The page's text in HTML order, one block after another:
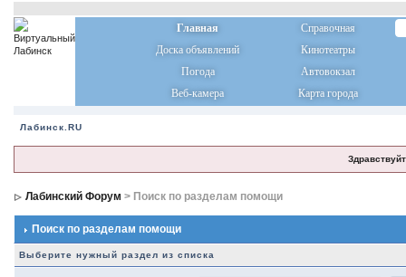
Главная
Справочная
Доска объявлений
Кинотеатры
Погода
Автовокзал
Веб-камера
Карта города
Лабинск.RU
Лабинский Форум > Поиск по разделам помощи
Поиск по разделам помощи
Выберите нужный раздел из списка